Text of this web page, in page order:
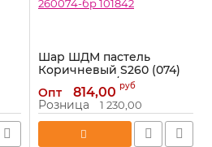
Шар ШДМ пастель
Коричневый S260 (074)
Coffee 100шт/уп
(Колумбия) 260074-бр
101842
Артикул: 101842
Опт 814,00 руб
Розница 1 230,00